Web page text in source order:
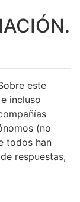
este
incluso
(no
todos han
respuestas,